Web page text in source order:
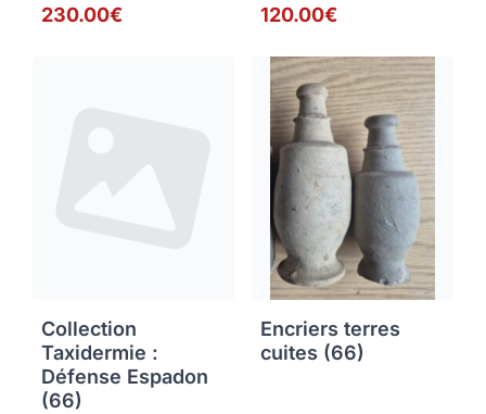
230.00€ 120.00€
Collection
Taxidermie :
Défense Espadon
(66)
Encriers terres
cuites (66)